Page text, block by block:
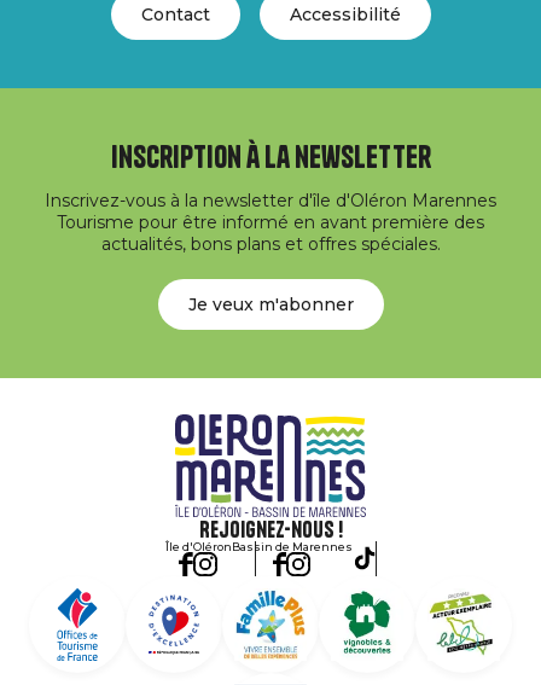
Contact Accessibilité
Inscription à la newsletter
Inscrivez-vous à la newsletter d'île d'Oléron Marennes
Tourisme pour être informé en avant première des
actualités, bons plans et offres spéciales.
Je veux m'abonner
Rejoignez-nous !
Île d'OléronBassin de Marennes